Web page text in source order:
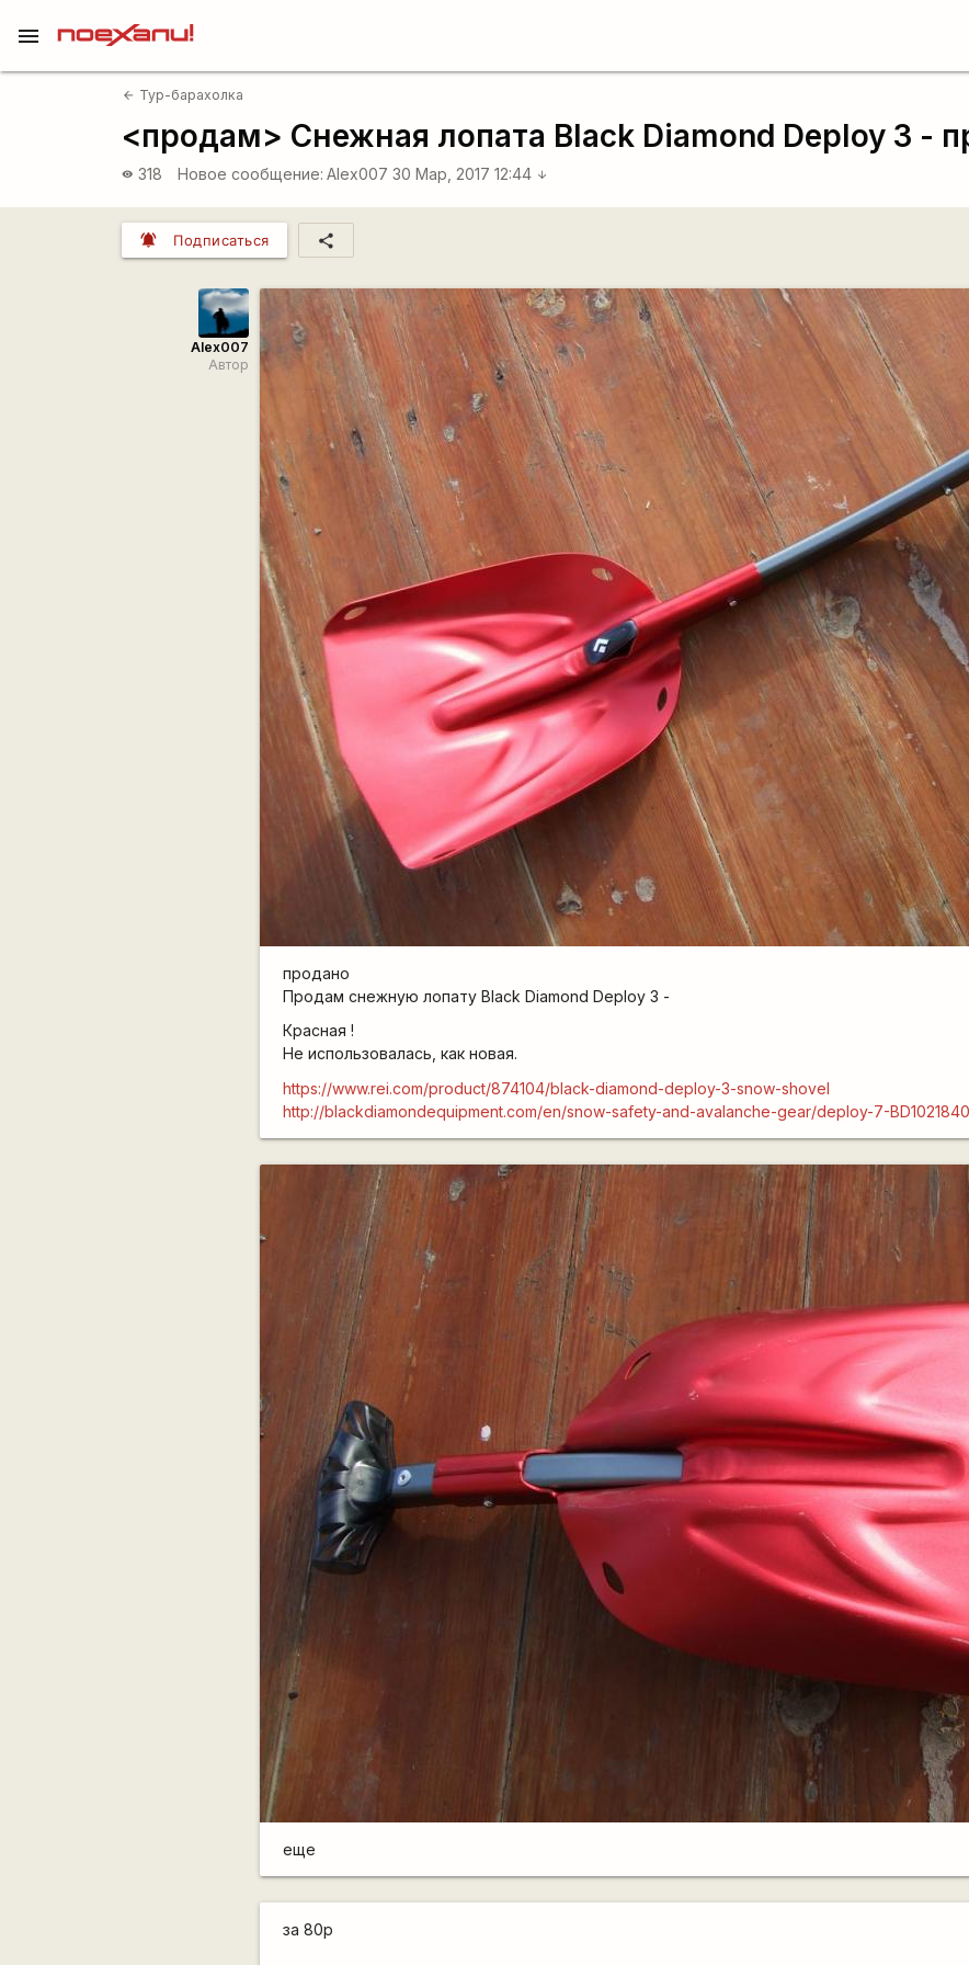
menu
arrow_back Тур-барахолка
<продам> Снежная лопата Black Diamond Deploy 3 -
visibility 318 Новое сообщение: Alex007 30 Мар, 2017 12:44 arrow_downward
notifications_active Подписаться share
Alex007
Автор
продано
Продам снежную лопату Black Diamond Deploy 3 -
Красная !
Не использовалась, как новая.
https://www.rei.com/product/874104/black-diamond-deploy-3-snow-shovel
http://blackdiamondequipment.com/en/snow-safety-and-avalanche-gear/deploy-7-
еще
за 80р